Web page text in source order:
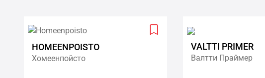
Add
HOMEENPOISTO
Хомеенпойсто
VALTTI PRIMER
Валтти Праймер